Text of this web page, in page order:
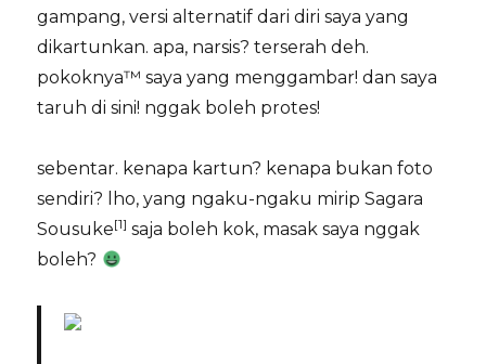
gampang, versi alternatif dari diri saya yang
dikartunkan. apa, narsis? terserah deh.
pokoknya™ saya yang menggambar! dan saya
taruh di sini! nggak boleh protes!
sebentar. kenapa kartun? kenapa bukan foto
sendiri? lho, yang ngaku-ngaku mirip Sagara
Sousuke[1] saja boleh kok, masak saya nggak
boleh?